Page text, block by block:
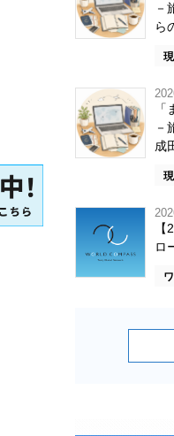
－
ら
－
成
ロ